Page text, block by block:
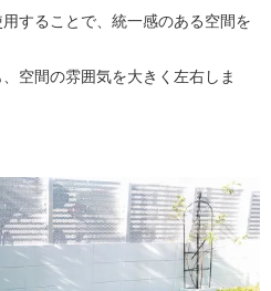
することで、統一感のある空間を
空間の雰囲気を大きく左右しま